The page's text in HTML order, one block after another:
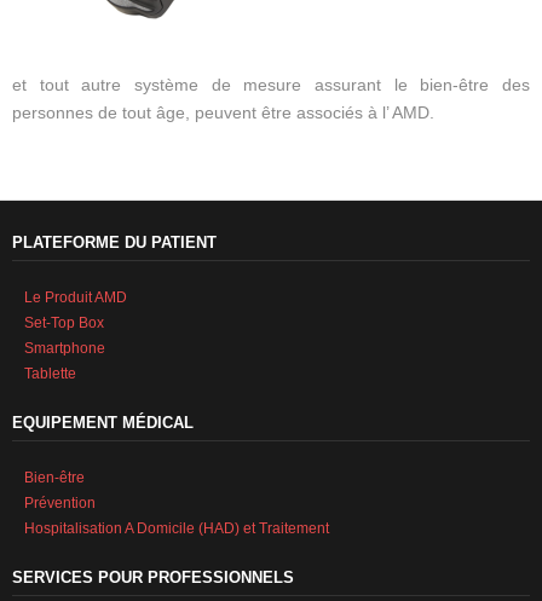
et tout autre système de mesure assurant le bien-être des
personnes de tout âge, peuvent être associés à l’ AMD.
PLATEFORME DU PATIENT
Le Produit AMD
Set-Top Box
Smartphone
Tablette
EQUIPEMENT MÉDICAL
Bien-être
Prévention
Hospitalisation A Domicile (HAD) et Traitement
SERVICES POUR PROFESSIONNELS